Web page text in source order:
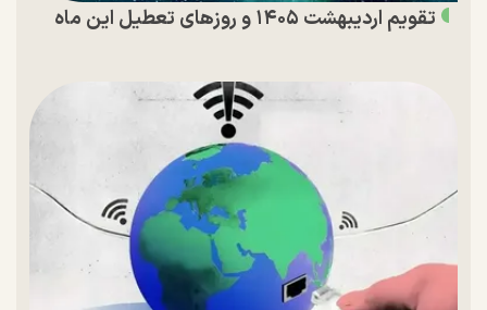
تقویم اردیبهشت ۱۴۰۵ و روز‌های تعطیل این ماه